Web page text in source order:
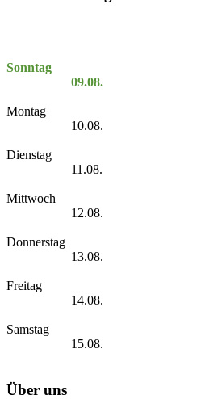
Sonntag
09.08.
Montag
10.08.
Dienstag
11.08.
Mittwoch
12.08.
Donnerstag
13.08.
Freitag
14.08.
Samstag
15.08.
Über uns